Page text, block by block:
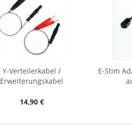
Y-Verteilerkabel /
Erweiterungskabel
14,90 €
E-Stim